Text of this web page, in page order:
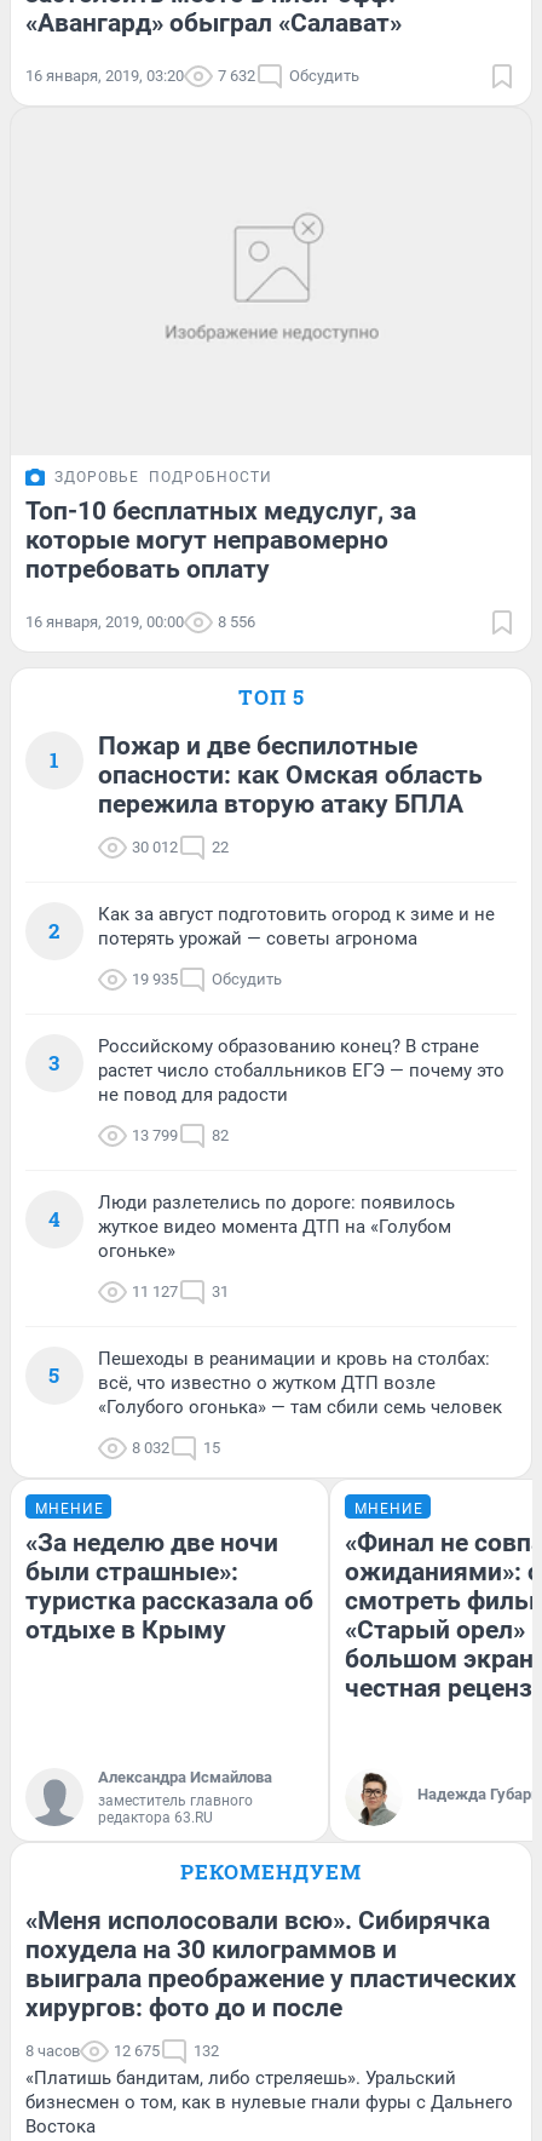
«Авангард» обыграл «Салават»
16 января, 2019, 03:20 7 632 Обсудить
ЗДОРОВЬЕ ПОДРОБНОСТИ
Топ-10 бесплатных медуслуг, за
которые могут неправомерно
потребовать оплату
16 января, 2019, 00:00 8 556
ТОП 5
1
Пожар и две беспилотные
опасности: как Омская область
пережила вторую атаку БПЛА
30 012 22
2
Как за август подготовить огород к зиме и не
потерять урожай — советы агронома
19 935 Обсудить
3
Российскому образованию конец? В стране
растет число стобалльников ЕГЭ — почему это
не повод для радости
13 799 82
4
Люди разлетелись по дороге: появилось
жуткое видео момента ДТП на «Голубом
огоньке»
11 127 31
5
Пешеходы в реанимации и кровь на столбах:
всё, что известно о жутком ДТП возле
«Голубого огонька» — там сбили семь человек
8 032 15
МНЕНИЕ
«За неделю две ночи
были страшные»:
туристка рассказала об
отдыхе в Крыму
Александра Исмайлова
заместитель главного
редактора 63.RU
МНЕНИЕ
«Финал не
ожиданиями»:
смотреть
«Старый орел»
большом
честная
Надежда Губарь
РЕКОМЕНДУЕМ
«Меня исполосовали всю». Сибирячка
похудела на 30 килограммов и
выиграла преображение у пластических
хирургов: фото до и после
8 часов 12 675 132
«Платишь бандитам, либо стреляешь». Уральский
бизнесмен о том, как в нулевые гнали фуры с Дальнего
Востока